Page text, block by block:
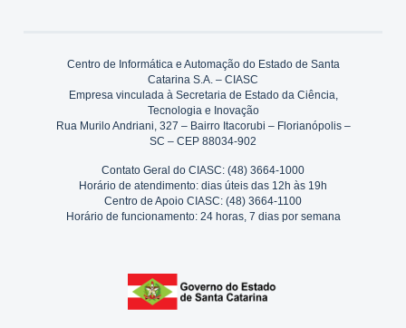
Centro de Informática e Automação do Estado de Santa
Catarina S.A. – CIASC
Empresa vinculada à Secretaria de Estado da Ciência,
Tecnologia e Inovação
Rua Murilo Andriani, 327 – Bairro Itacorubi – Florianópolis –
SC – CEP 88034-902
Contato Geral do CIASC: (48) 3664-1000
Horário de atendimento: dias úteis das 12h às 19h
Centro de Apoio CIASC: (48) 3664-1100
Horário de funcionamento: 24 horas, 7 dias por semana